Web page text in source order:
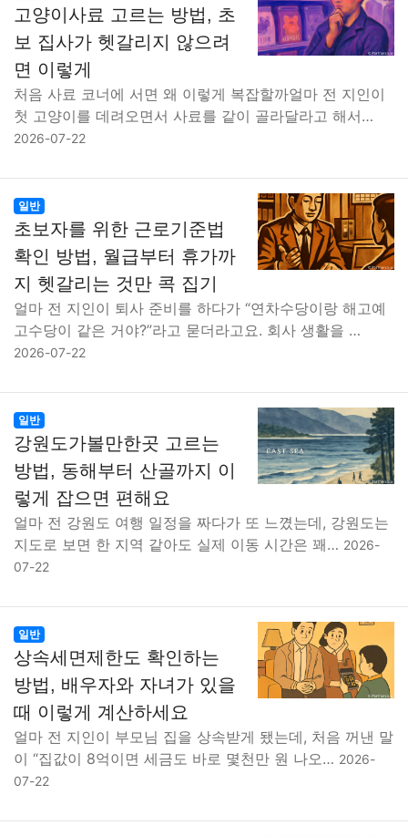
고양이사료 고르는 방법, 초
보 집사가 헷갈리지 않으려
면 이렇게
처음 사료 코너에 서면 왜 이렇게 복잡할까얼마 전 지인이
첫 고양이를 데려오면서 사료를 같이 골라달라고 해서…
2026-07-22
일반
초보자를 위한 근로기준법
확인 방법, 월급부터 휴가까
지 헷갈리는 것만 콕 집기
얼마 전 지인이 퇴사 준비를 하다가 “연차수당이랑 해고예
고수당이 같은 거야?”라고 묻더라고요. 회사 생활을 …
2026-07-22
일반
강원도가볼만한곳 고르는
방법, 동해부터 산골까지 이
렇게 잡으면 편해요
얼마 전 강원도 여행 일정을 짜다가 또 느꼈는데, 강원도는
지도로 보면 한 지역 같아도 실제 이동 시간은 꽤… 2026-
07-22
일반
상속세면제한도 확인하는
방법, 배우자와 자녀가 있을
때 이렇게 계산하세요
얼마 전 지인이 부모님 집을 상속받게 됐는데, 처음 꺼낸 말
이 “집값이 8억이면 세금도 바로 몇천만 원 나오… 2026-
07-22